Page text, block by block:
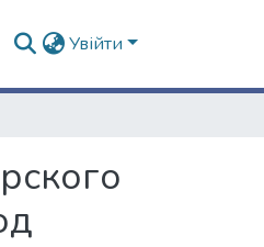
Увійти